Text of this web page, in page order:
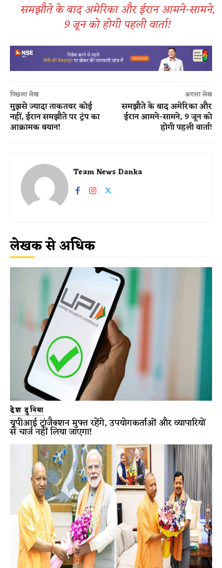
समझौते के बाद अमेरिका और ईरान आमने-सामने,
9 जून को होगी पहली वार्ता!
पिछला लेख
मुझसे ज्यादा ताकतवर कोई
नहीं, ईरान समझौते पर ट्रंप का
आक्रामक बयान!
अगला लेख
समझौते के बाद अमेरिका और
ईरान आमने-सामने, 9 जून को
होगी पहली वार्ता!
Team News Danka
लेखक से अधिक
देश दुनिया
यूपीआई ट्रांजैक्शन मुफ्त रहेंगे, उपयोगकर्ताओं और व्यापारियों
से चार्ज नहीं लिया जाएगा!